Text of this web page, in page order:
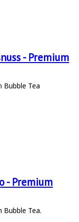
- Premium
Bubble Tea
- Premium
Bubble Tea.